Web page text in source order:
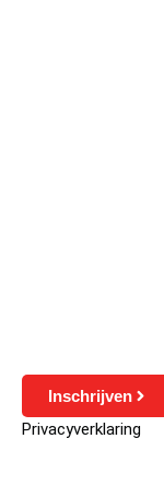
Inschrijven
Privacyverklaring